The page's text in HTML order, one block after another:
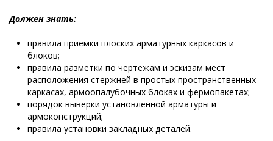
Должен знать:
правила приемки плоских арматурных каркасов и
блоков;
правила разметки по чертежам и эскизам мест
расположения стержней в простых пространственных
каркасах, армоопалубочных блоках и фермопакетах;
порядок выверки установленной арматуры и
армоконструкций;
правила установки закладных деталей.